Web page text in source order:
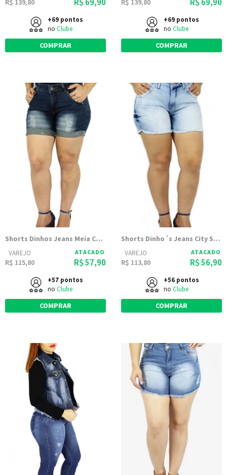
R$ 139,80
+69 pontos
no Clube
COMPRAR
R$ 139,80
+69 pontos
no Clube
COMPRAR
Shorts Dinhos Jeans Meia Coxa City (2479)
VAREJO
R$ 115,80
ATACADO
R$ 57,90
+57 pontos
no Clube
COMPRAR
Shorts Dinho´s Jeans City Skay (2482)
VAREJO
R$ 113,80
ATACADO
R$ 56,90
+56 pontos
no Clube
COMPRAR